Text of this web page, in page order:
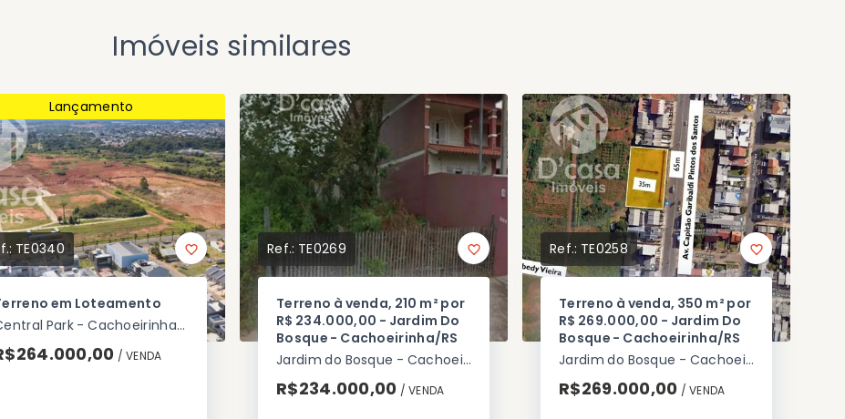
Imóveis similares
Lançamento
TE0340
em Loteamento
Central Park - Cachoeirinha/RS
/ VENDA
Ref.: TE0269
Terreno à venda, 210 m² por
R$ 234.000,00 - Jardim Do
Bosque - Cachoeirinha/RS
Jardim do Bosque - Cachoeirinha/RS
R$234.000,00 / VENDA
Ref.: TE0258
Terreno à venda, 350 m² por
R$ 269.000,00 - Jardim Do
Bosque - Cachoeirinha/RS
Jardim do Bosque - Cachoeirinha/RS
R$269.000,00 / VENDA